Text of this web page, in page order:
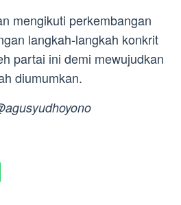
mengikuti perkembangan
langkah-langkah konkrit
partai ini demi mewujudkan
diumumkan.